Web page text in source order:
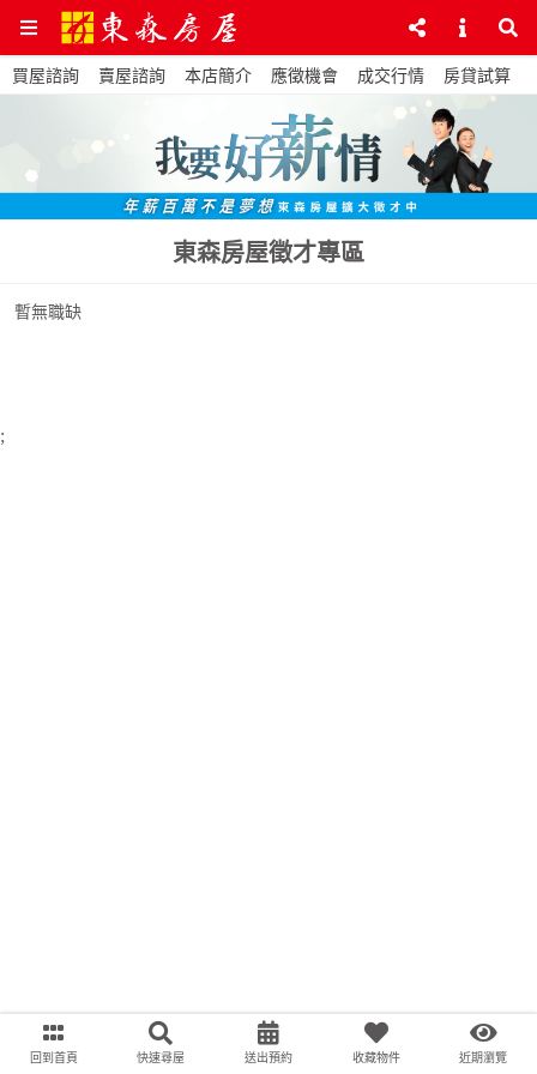
買屋諮詢 賣屋諮詢 本店簡介 應徵機會 成交行情 房貸試算
東森房屋徵才專區
暫無職缺
回到首頁 快速尋屋 送出預約 收藏物件 近期瀏覽
;